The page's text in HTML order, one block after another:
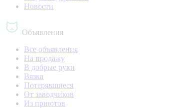
Новости
Объявления
Все объявления
На продажу
В добрые руки
Вязка
Потерявшиеся
От заводчиков
Из приютов